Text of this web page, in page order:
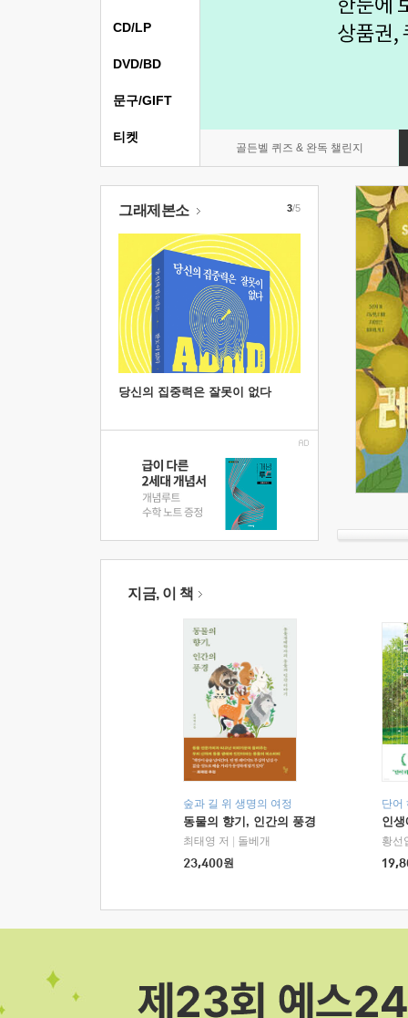
골든벨 퀴즈 & 완독 챌린지
CD/LP
DVD/BD
문구/GIFT
티켓
그래제본소
당신의 집중력은 잘못이 없다
3/5
지금, 이 책
숲과 길 위 생명의 여정
동물의 향기, 인간의 풍경
최태영 저
돌베개
23,400원
단어
인
황선